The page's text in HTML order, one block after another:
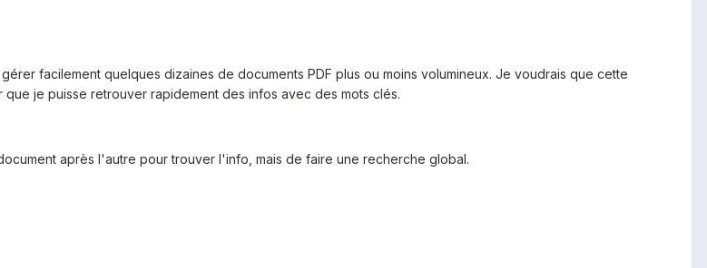
facilement quelques dizaines de documents PDF plus ou moins volumineux. Je voudrais que cette
je puisse retrouver rapidement des infos avec des mots clés.
après l'autre pour trouver l'info, mais de faire une recherche global.